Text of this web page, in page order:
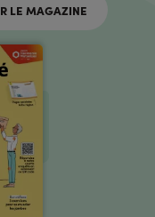
LE MAGAZINE